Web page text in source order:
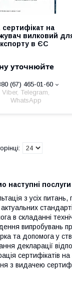
на
вилковий
в ЄС
уточнюйте
(67) 465-01-60
Viber, Telegram,
WhatsApp
наступні
з усіх
актуальних
в складанні
випробувань
та допомога у
декларації
сертифікатів
з видачею